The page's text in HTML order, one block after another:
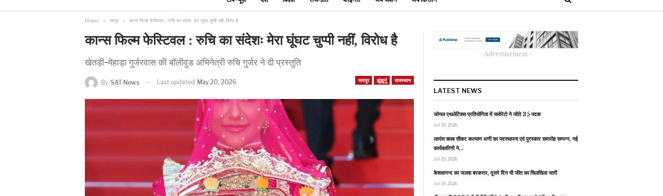
Home जयपुर कान्स फिल्म फेस्टिवल : रुचि का संदेशः मेरा घूंघट चुप्पी नहीं, विरोध है
कान्स फिल्म फेस्टिवल : रुचि का संदेशः मेरा घूंघट चुप्पी नहीं, विरोध है
खेतड़ी-मेहाड़ा गुर्जरवास की बॉलीवुड अभिनेत्री रुचि गुर्जर ने दी प्रस्तुति
जयपुर झुंझुनूं राजस्थान
By SAT News Last updated May 20, 2026
- Advertisement -
LATEST NEWS
जोनल एथलेटिक्स प्रतियोगिता में फ्लोरेटो ने जीते 35 पदक
Jul 19, 2026
लायंस क्लब सीकर कल्याण धणी का पदस्थापना एवं पुरस्कार समारोह सम्पन्न, नई
कार्यकारिणी ने…
Jul 19, 2026
केशवानन्द का जलवा बरकरार, दूसरे दिन भी जीत का सिलसिला जारी
Jul 19, 2026